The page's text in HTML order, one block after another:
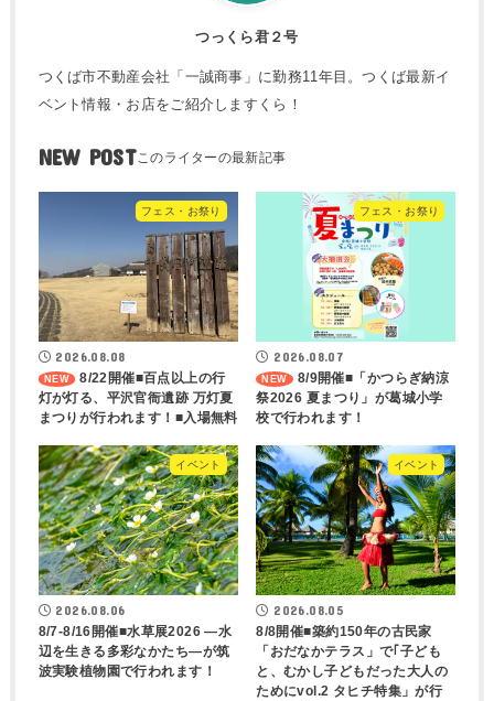
つっくら君２号
つくば市不動産会社「一誠商事」に勤務11年目。つくば最新イ
ベント情報・お店をご紹介しますくら！
NEW POST
フェス・お祭り
2026.08.08
8/22開催■百点以上の行
灯が灯る、平沢官衙遺跡 万灯夏
まつりが行われます！■入場無料
フェス・お祭り
2026.08.07
8/9開催■「かつらぎ納涼
祭2026 夏まつり」が葛城小学
校で行われます！
イベント
2026.08.06
8/7-8/16開催■水草展2026 ―水
辺を生きる多彩なかたち―が筑
波実験植物園で行われます！
イベント
2026.08.05
8/8開催■築約150年の古民家
「おだなかテラス」で｢子ども
と、むかし子どもだった大人の
ためにvol.2 タヒチ特集」が行